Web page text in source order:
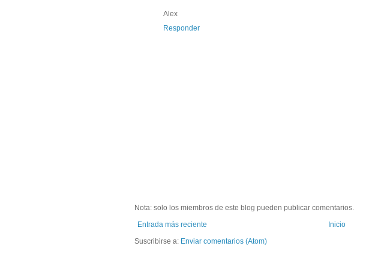
Alex
Responder
Nota: solo los miembros de este blog pueden publicar comentarios.
Entrada más reciente
Inicio
Suscribirse a: Enviar comentarios (Atom)